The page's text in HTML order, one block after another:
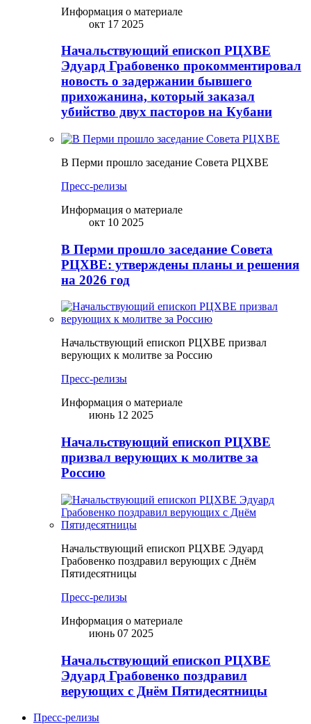
Информация о материале
окт 17 2025
Начальствующий епископ РЦХВЕ
Эдуард Грабовенко прокомментировал
новость о задержании бывшего
прихожанина, который заказал
убийство двух пасторов на Кубани
В Перми прошло заседание Совета РЦХВЕ
Пресс-релизы
Информация о материале
окт 10 2025
В Перми прошло заседание Совета
РЦХВЕ: утверждены планы и решения
на 2026 год
Начальствующий епископ РЦХВЕ призвал
верующих к молитве за Россию
Пресс-релизы
Информация о материале
июнь 12 2025
Начальствующий епископ РЦХВЕ
призвал верующих к молитве за
Россию
Начальствующий епископ РЦХВЕ Эдуард
Грабовенко поздравил верующих с Днём
Пятидесятницы
Пресс-релизы
Информация о материале
июнь 07 2025
Начальствующий епископ РЦХВЕ
Эдуард Грабовенко поздравил
верующих с Днём Пятидесятницы
Пресс-релизы